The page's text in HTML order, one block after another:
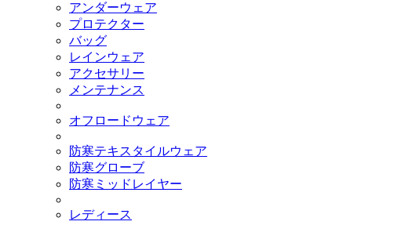
アンダーウェア
プロテクター
バッグ
レインウェア
アクセサリー
メンテナンス
オフロードウェア
防寒テキスタイルウェア
防寒グローブ
防寒ミッドレイヤー
レディース